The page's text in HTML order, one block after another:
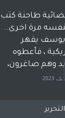
طاحنة كتب
مرة اخرى..
يقهر
، فأعطوه
وهم صاغرون،